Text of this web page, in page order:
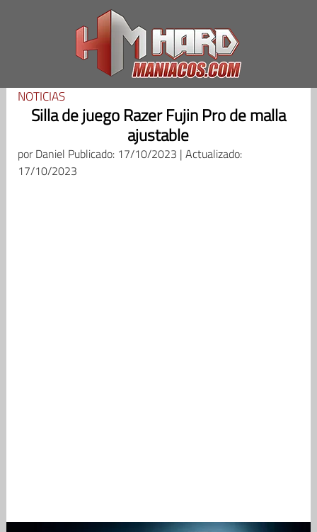
NOTICIAS
Silla de juego Razer Fujin Pro de malla
ajustable
porDaniel Publicado: 17/10/2023 | Actualizado:
17/10/2023